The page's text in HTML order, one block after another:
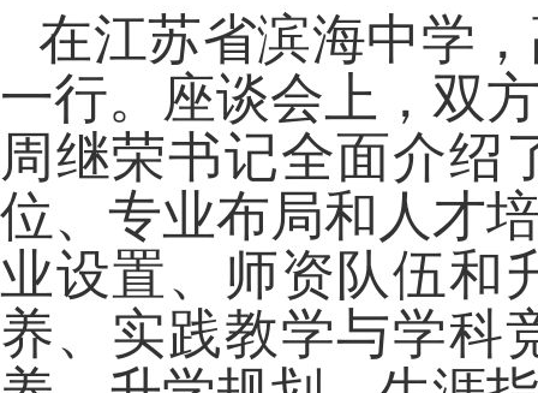
在江苏省滨海中学，
一行。座谈会上， 双
周继荣书记全面介绍
位、专业布局和 人才
业设置、师资队伍和
养、实践教学与学科